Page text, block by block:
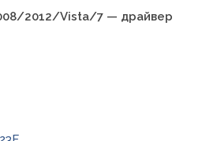
2012/Vista/7 — драйвер